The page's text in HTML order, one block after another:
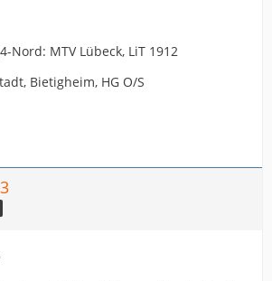
Nord: MTV Lübeck, LiT 1912
Bietigheim, HG O/S